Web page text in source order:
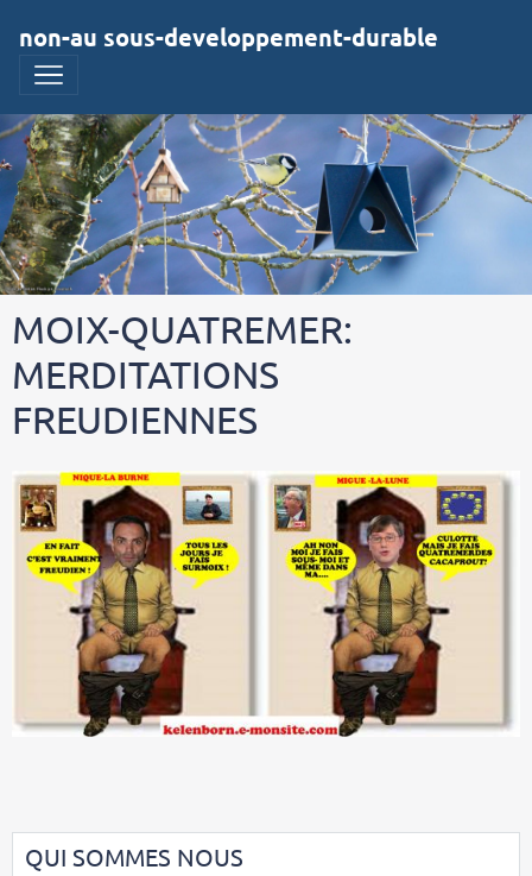
non-au sous-developpement-durable
MOIX-QUATREMER:
MERDITATIONS
FREUDIENNES
QUI SOMMES NOUS